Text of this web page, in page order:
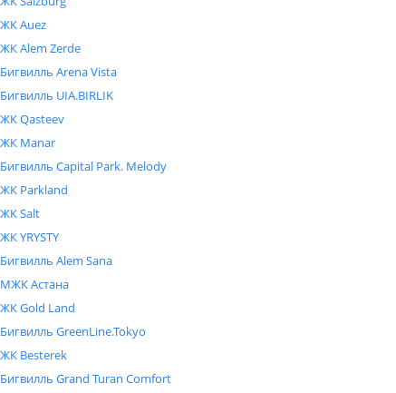
ЖК Auez
ЖК Alem Zerde
Бигвилль Arena Vista
Бигвилль UIA.BIRLIK
ЖК Qasteev
ЖК Manar
Бигвилль Capital Park. Melody
ЖК Parkland
ЖК Salt
ЖК YRYSTY
Бигвилль Alem Sana
МЖК Астана
ЖК Gold Land
Бигвилль GreenLine.Tokyo
ЖК Besterek
Бигвилль Grand Turan Comfort